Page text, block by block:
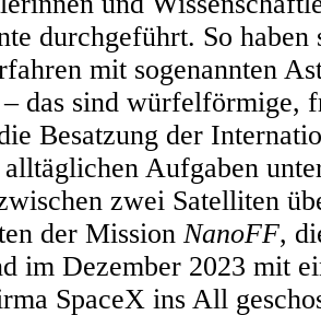
durchgeführt. So haben
mit sogenannten
das sind würfelförmige,
Besatzung der
Aufgaben
zwei Satelliten
der Mission NanoFF,
im Dezember 2023 mit
SpaceX ins All